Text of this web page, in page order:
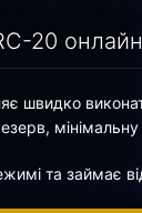
20
швидко
та займає